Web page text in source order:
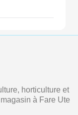
horticulture et
à Fare Ute